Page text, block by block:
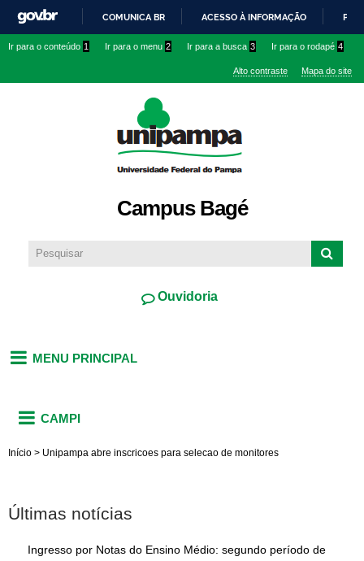
conteúdo
IR
O
COMUNICA BR ACESSO À INFORMAÇÃO
Ir para o conteúdo 1 Ir para o menu 2 Ir para a busca 3 Ir para o rodapé 4
Alto contraste Mapa do site
Campus Bagé
Ouvidoria
MENU PRINCIPAL
CAMPI
Início > Unipampa abre inscricoes para selecao de monitores
Últimas notícias
Ingresso por Notas do Ensino Médio: segundo período de